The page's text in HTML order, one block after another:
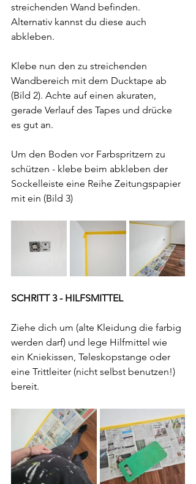
streichenden Wand befinden.
Alternativ kannst du diese auch
abkleben.
Klebe nun den zu streichenden
Wandbereich mit dem Ducktape ab
(Bild 2). Achte auf einen akuraten,
gerade Verlauf des Tapes und drücke
es gut an.
Um den Boden vor Farbspritzern zu
schützen - klebe beim abkleben der
Sockelleiste eine Reihe Zeitungspapier
mit ein (Bild 3)
SCHRITT 3 - HILFSMITTEL
Ziehe dich um (alte Kleidung die farbig
werden darf) und lege Hilfmittel wie
ein Kniekissen, Teleskopstange oder
eine Trittleiter (nicht selbst benutzen!)
bereit.